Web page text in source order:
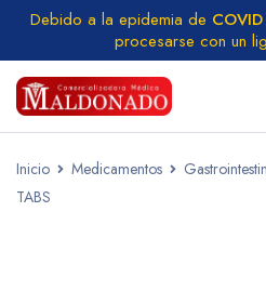
Debido a la epidemia de
procesarse con un
Inicio Medicamentos
TABS